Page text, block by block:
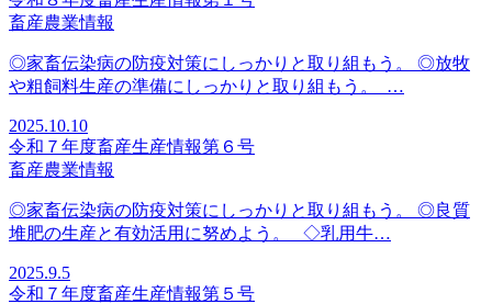
畜産農業情報
◎家畜伝染病の防疫対策にしっかりと取り組もう。 ◎放牧
や粗飼料生産の準備にしっかりと取り組もう。 …
2025.10.10
令和７年度畜産生産情報第６号
畜産農業情報
◎家畜伝染病の防疫対策にしっかりと取り組もう。 ◎良質
堆肥の生産と有効活用に努めよう。 ◇乳用牛…
2025.9.5
令和７年度畜産生産情報第５号